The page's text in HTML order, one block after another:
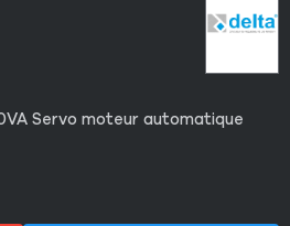
Servo moteur automatique